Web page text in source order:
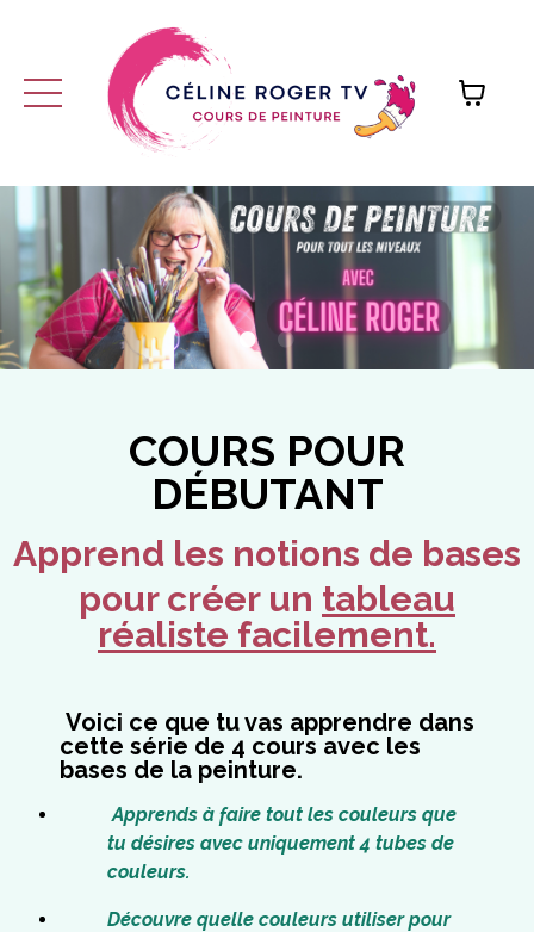
COURS POUR
DÉBUTANT
Apprend les notions de bases
pour créer un tableau
réaliste facilement.
Voici ce que tu vas apprendre dans
cette série de 4 cours avec les
bases de la peinture.
Apprends à faire tout les couleurs que
tu désires avec uniquement 4 tubes de
couleurs.
Découvre quelle couleurs utiliser pour